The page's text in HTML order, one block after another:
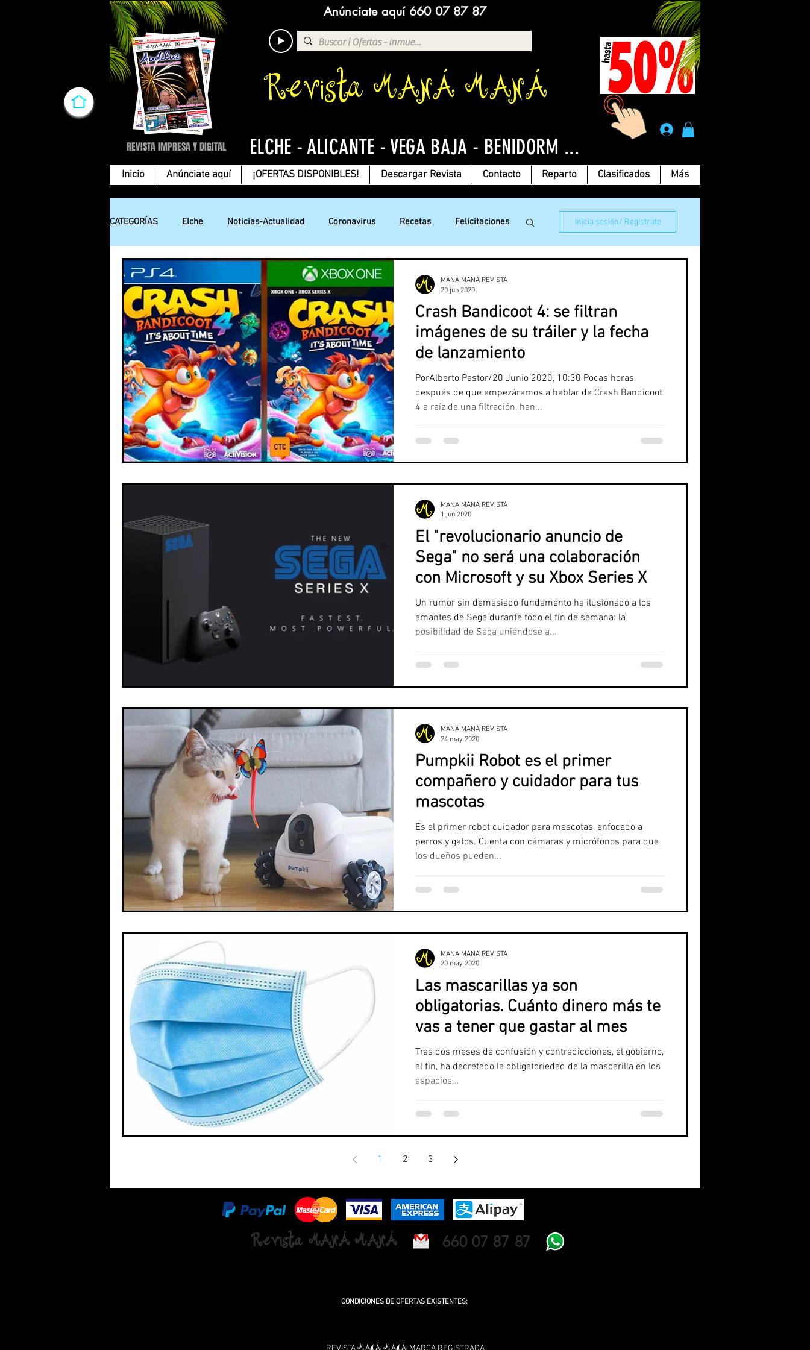
Anúnciate aquí 660 07 87 87
Revista MANÁ MANÁ
ELCHE - ALICANTE - VEGA BAJA - BENIDORM ...
REVISTA IMPRESA Y DIGITAL
.
Inicio Anúnciate aquí ¡OFERTAS DISPONIBLES! Descargar Revista Contacto Reparto Clasificados Más
CATEGORÍAS Elche Noticias-Actualidad Coronavirus Recetas Felicitaciones
Cartas de amor Jesús con Amor Chistes
Videojuegos Comunidad Valenciana Alicante Santa Pola Benidorm
San Vicente R. Internacional Prensa Rosa Elche CF.
Inicia sesión/ Regístrate
Crash Bandicoot 4: se filtran
imágenes de su tráiler y la fecha
de lanzamiento
PorAlberto Pastor/20 Junio 2020, 10:30 Pocas horas
después de que empezáramos a hablar de Crash Bandicoot
4 a raíz de una filtración, han...
MANÁ MANÁ REVISTA
20 jun 2020
El "revolucionario anuncio de
Sega" no será una colaboración
con Microsoft y su Xbox Series X
Un rumor sin demasiado fundamento ha ilusionado a los
amantes de Sega durante todo el fin de semana: la
posibilidad de Sega uniéndose a...
MANÁ MANÁ REVISTA
1 jun 2020
Pumpkii Robot es el primer
compañero y cuidador para tus
mascotas
Es el primer robot cuidador para mascotas, enfocado a
perros y gatos. Cuenta con cámaras y micrófonos para que
los dueños puedan...
MANÁ MANÁ REVISTA
24 may 2020
Las mascarillas ya son
obligatorias. Cuánto dinero más te
vas a tener que gastar al mes
Tras dos meses de confusión y contradicciones, el gobierno,
al fin, ha decretado la obligatoriedad de la mascarilla en los
espacios...
MANÁ MANÁ REVISTA
20 may 2020
1 2 3
Revista MANÁ MANÁ 660 07 87 87
CONDICIONES DE OFERTAS EXISTENTES: